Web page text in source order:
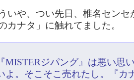
いや、つい先日、椎名センセ
カナタ」に触れてました。
『MISTERジパング』は悪い思
よ。そこそこ売れたし。『カ